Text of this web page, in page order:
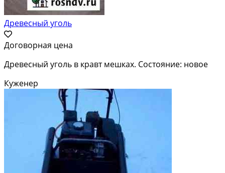
Древесный уголь
Договорная цена
Древесный уголь в кравт мешках. Состояние: новое
Куженер